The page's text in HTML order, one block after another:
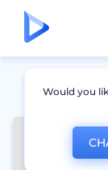
Would you